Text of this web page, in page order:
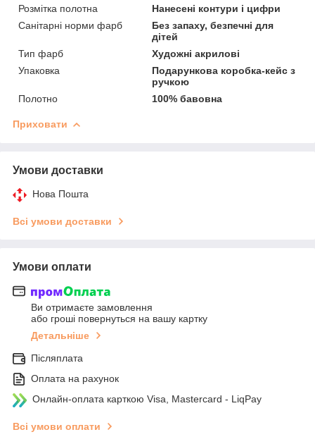
Розмітка полотна
Нанесені контури і цифри
Санітарні норми фарб
Без запаху, безпечні для
дітей
Тип фарб
Художні акрилові
Упаковка
Подарункова коробка-кейс з
ручкою
Полотно
100% бавовна
Приховати
Умови доставки
Нова Пошта
Всі умови доставки
Умови оплати
Ви отримаєте замовлення
або гроші повернуться на вашу картку
Детальніше
Післяплата
Оплата на рахунок
Онлайн-оплата карткою Visa, Mastercard - LiqPay
Всі умови оплати